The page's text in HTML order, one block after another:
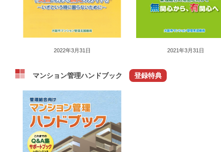
2022年3月31日 2021年3月31日
マンション管理ハンドブック 登録特典